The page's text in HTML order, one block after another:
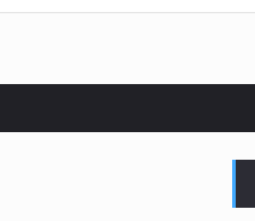
de fiscalización